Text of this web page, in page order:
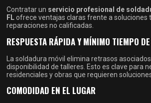
Contratar un servicio profesional de
FLofrece ventajas claras frente a soluciones
reparaciones no calificadas.
RESPUESTA RÁPIDA Y MÍNIMO TIEMPO
La soldadura móvil elimina retrasos
disponibilidad de talleres. Esto es clave para
residenciales y obras que requieren
COMODIDAD EN EL LUGAR